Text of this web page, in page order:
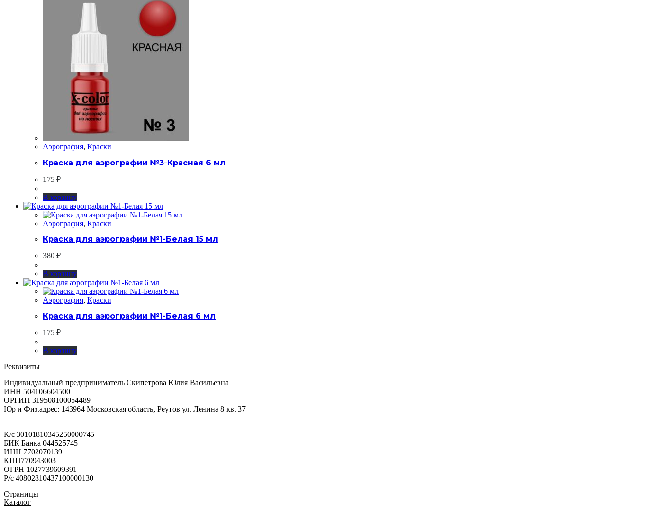
Аэрография, Краски
Краска для аэрографии №3-Красная 6 мл
175 ₽
В корзину
Аэрография, Краски
Краска для аэрографии №1-Белая 15 мл
380 ₽
В корзину
Аэрография, Краски
Краска для аэрографии №1-Белая 6 мл
175 ₽
В корзину
Реквизиты
Индивидуальный предприниматель Скипетрова Юлия Васильевна
ИНН 504106604500
ОРГИП 319508100054489
Юр и Физ.адрес: 143964 Московская область, Реутов ул. Ленина 8 кв. 37
К/с 30101810345250000745
БИК Банка 044525745
ИНН 7702070139
КПП770943003
ОГРН 1027739609391
Р/с 40802810437100000130
Страницы
Каталог